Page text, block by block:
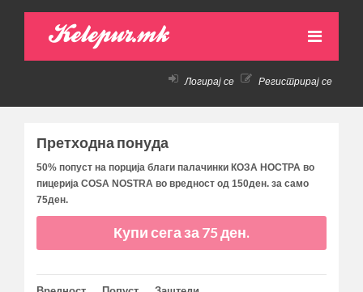
Kelepur.mk
КАКО ДА КУПАМ!
Логирај се Регистрирај се
Претходна понуда
50% попуст на порција благи палачинки КОЗА НОСТРА во
пицерија COSA NOSTRA во вредност од 150ден. за само
75ден.
Купи сега за 75 ден.